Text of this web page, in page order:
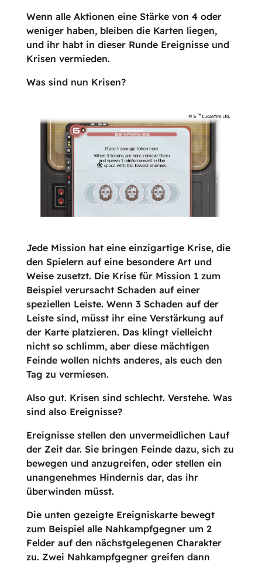
Wenn alle Aktionen eine Stärke von 4 oder
weniger haben, bleiben die Karten liegen,
und ihr habt in dieser Runde Ereignisse und
Krisen vermieden.
Was sind nun Krisen?
Jede Mission hat eine einzigartige Krise, die
den Spielern auf eine besondere Art und
Weise zusetzt. Die Krise für Mission 1 zum
Beispiel verursacht Schaden auf einer
speziellen Leiste. Wenn 3 Schaden auf der
Leiste sind, müsst ihr eine Verstärkung auf
der Karte platzieren. Das klingt vielleicht
nicht so schlimm, aber diese mächtigen
Feinde wollen nichts anderes, als euch den
Tag zu vermiesen.
Also gut. Krisen sind schlecht. Verstehe. Was
sind also Ereignisse?
Ereignisse stellen den unvermeidlichen Lauf
der Zeit dar. Sie bringen Feinde dazu, sich zu
bewegen und anzugreifen, oder stellen ein
unangenehmes Hindernis dar, das ihr
überwinden müsst.
Die unten gezeigte Ereigniskarte bewegt
zum Beispiel alle Nahkampfgegner um 2
Felder auf den nächstgelegenen Charakter
zu. Zwei Nahkampfgegner greifen dann